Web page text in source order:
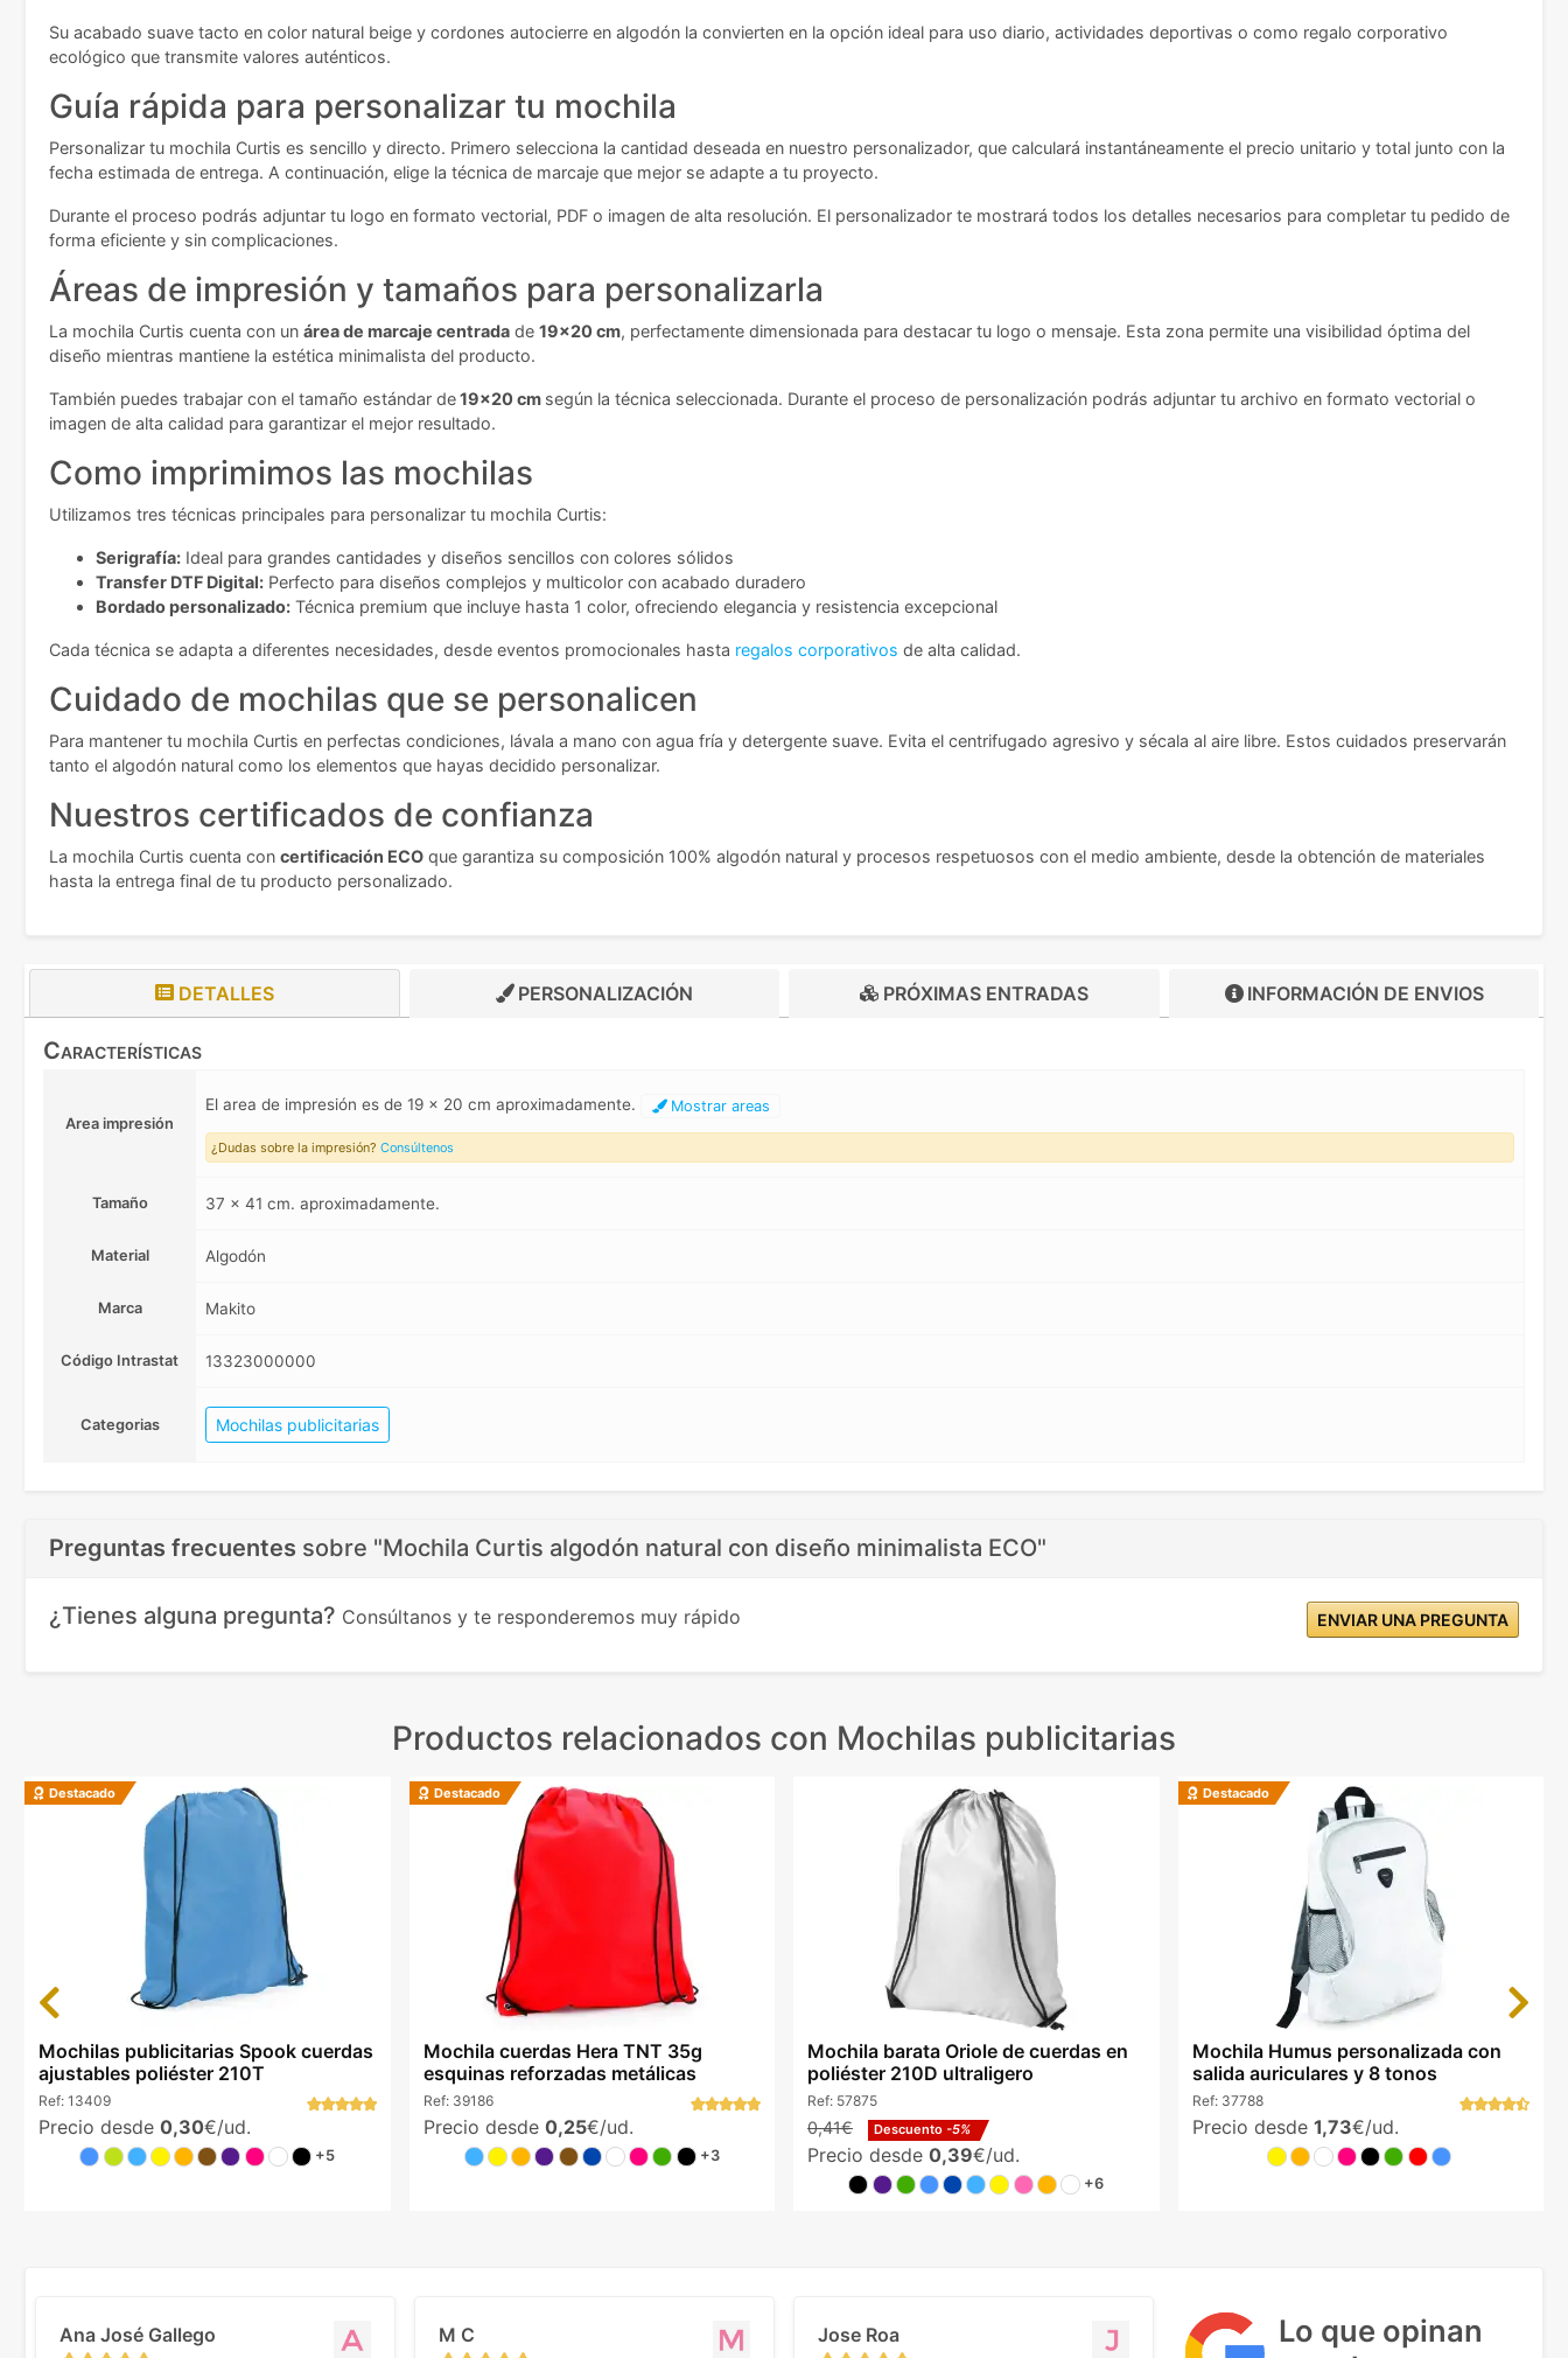
Su acabado suave tacto en color natural beige y cordones autocierre en algodón la convierten en la opción ideal para uso diario, actividades deportivas o como regalo corporativo
ecológico que transmite valores auténticos.
Guía rápida para personalizar tu mochila
Personalizar tu mochila Curtis es sencillo y directo. Primero selecciona la cantidad deseada en nuestro personalizador, que calculará instantáneamente el precio unitario y total junto con la
fecha estimada de entrega. A continuación, elige la técnica de marcaje que mejor se adapte a tu proyecto.
Durante el proceso podrás adjuntar tu logo en formato vectorial, PDF o imagen de alta resolución. El personalizador te mostrará todos los detalles necesarios para completar tu pedido de
forma eficiente y sin complicaciones.
Áreas de impresión y tamaños para personalizarla
La mochila Curtis cuenta con un área de marcaje centrada de 19x20 cm, perfectamente dimensionada para destacar tu logo o mensaje. Esta zona permite una visibilidad óptima del
diseño mientras mantiene la estética minimalista del producto.
También puedes trabajar con el tamaño estándar de19x20 cm según la técnica seleccionada. Durante el proceso de personalización podrás adjuntar tu archivo en formato vectorial o
imagen de alta calidad para garantizar el mejor resultado.
Como imprimimos las mochilas
Utilizamos tres técnicas principales para personalizar tu mochila Curtis:
Serigrafía: Ideal para grandes cantidades y diseños sencillos con colores sólidos
Transfer DTF Digital: Perfecto para diseños complejos y multicolor con acabado duradero
Bordado personalizado: Técnica premium que incluye hasta 1 color, ofreciendo elegancia y resistencia excepcional
Cada técnica se adapta a diferentes necesidades, desde eventos promocionales hasta regalos corporativos de alta calidad.
Cuidado de mochilas que se personalicen
Para mantener tu mochila Curtis en perfectas condiciones, lávala a mano con agua fría y detergente suave. Evita el centrifugado agresivo y sécala al aire libre. Estos cuidados preservarán
tanto el algodón natural como los elementos que hayas decidido personalizar.
Nuestros certificados de confianza
La mochila Curtis cuenta con certificación ECO que garantiza su composición 100% algodón natural y procesos respetuosos con el medio ambiente, desde la obtención de materiales
hasta la entrega final de tu producto personalizado.
DETALLES PERSONALIZACIÓN PRÓXIMAS ENTRADAS INFORMACIÓN DE ENVIOS
Características
Area impresión
El area de impresión es de 19 x 20 cm aproximadamente. Mostrar areas
¿Dudas sobre la impresión? Consúltenos
Tamaño 37 x 41 cm. aproximadamente.
Material Algodón
Marca Makito
Código Intrastat 13323000000
Categorias Mochilas publicitarias
Preguntas frecuentes sobre "Mochila Curtis algodón natural con diseño minimalista ECO"
¿Tienes alguna pregunta? Consúltanos y te responderemos muy rápido ENVIAR UNA PREGUNTA
Productos relacionados con Mochilas publicitarias
Destacado
Mochilas publicitarias Spook cuerdas
ajustables poliéster 210T
Ref: 13409
Precio desde 0,30€/ud.
+5
Destacado
Mochila cuerdas Hera TNT 35g
esquinas reforzadas metálicas
Ref: 39186
Precio desde 0,25€/ud.
+3
Mochila barata Oriole de cuerdas en
poliéster 210D ultraligero
Ref: 57875
0,41€ Descuento -5%
Precio desde 0,39€/ud.
+6
Destacado
Mochila Humus personalizada con
salida auriculares y 8 tonos
Ref: 37788
Precio desde 1,73€/ud.
Previous Next
Lo que opinan
Ana José Gallego M C Jose Roa